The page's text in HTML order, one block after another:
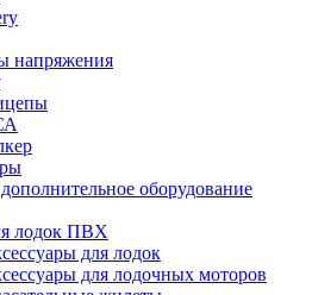
напряжения
оборудование
лодок ПВХ
для лодок
для лодочных моторов